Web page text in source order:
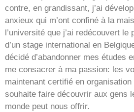
contre, en grandissant, j’ai
anxieux qui m’ont confiné à la
l’université que j’ai redécouvert
d’un stage international en
décidé d’abandonner mes études
me consacrer à ma passion: les
maintenant certifié en
souhaite faire découvrir aux gens
monde peut nous offrir.